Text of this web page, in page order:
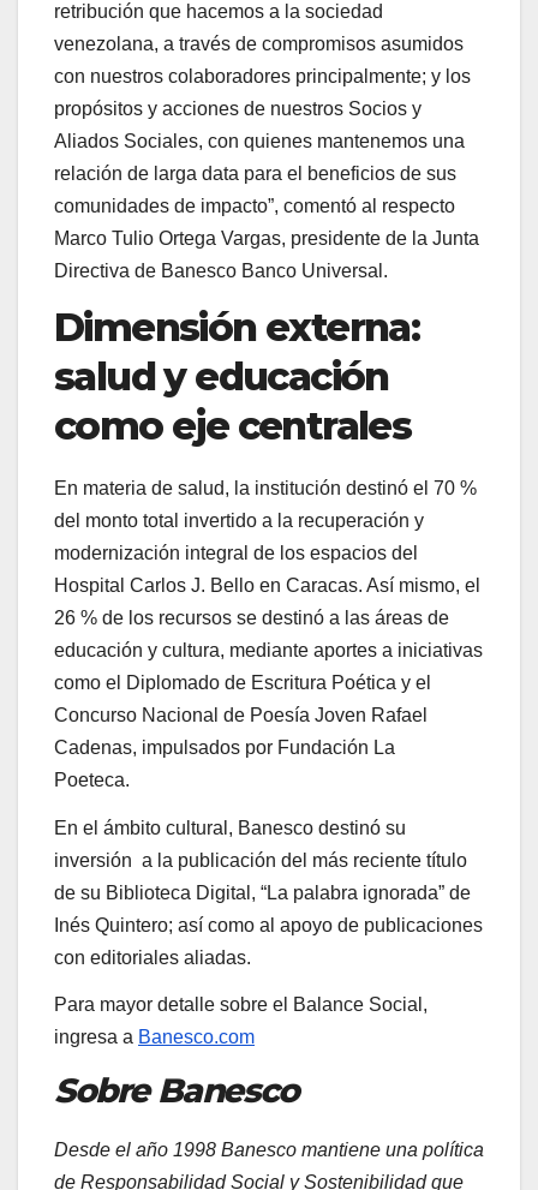
retribución que hacemos a la sociedad
venezolana, a través de compromisos asumidos
con nuestros colaboradores principalmente; y los
propósitos y acciones de nuestros Socios y
Aliados Sociales, con quienes mantenemos una
relación de larga data para el beneficios de sus
comunidades de impacto”, comentó al respecto
Marco Tulio Ortega Vargas, presidente de la Junta
Directiva de Banesco Banco Universal.
Dimensión externa:
salud y educación
como eje centrales
En materia de salud, la institución destinó el 70 %
del monto total invertido a la recuperación y
modernización integral de los espacios del
Hospital Carlos J. Bello en Caracas. Así mismo, el
26 % de los recursos se destinó a las áreas de
educación y cultura, mediante aportes a iniciativas
como el Diplomado de Escritura Poética y el
Concurso Nacional de Poesía Joven Rafael
Cadenas, impulsados por Fundación La
Poeteca.
En el ámbito cultural, Banesco destinó su
inversión a la publicación del más reciente título
de su Biblioteca Digital, “La palabra ignorada” de
Inés Quintero; así como al apoyo de publicaciones
con editoriales aliadas.
Para mayor detalle sobre el Balance Social,
ingresa a Banesco.com
Sobre Banesco
Desde el año 1998 Banesco mantiene una política
de Responsabilidad Social y Sostenibilidad que